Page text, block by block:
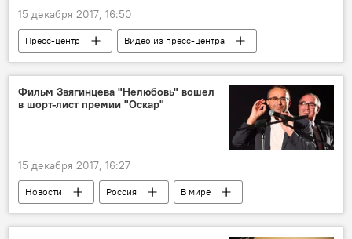
15 декабря 2017, 16:50
Пресс-центр Видео из пресс-центра
Фильм Звягинцева "Нелюбовь" вошел
в шорт-лист премии "Оскар"
15 декабря 2017, 16:27
Новости Россия
В мире
Россия
США
Звягинцев